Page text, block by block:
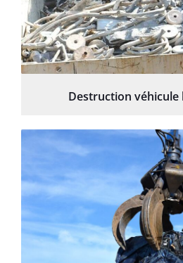
Destruction véhicule